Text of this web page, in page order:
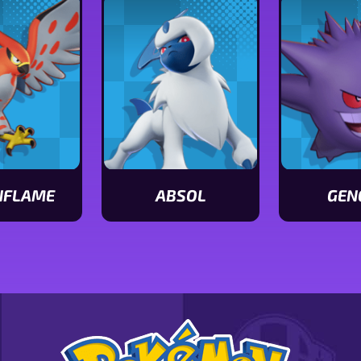
Meowscarada
Leafeon
ABSOL
Ver
Absol
Ver
Gengar